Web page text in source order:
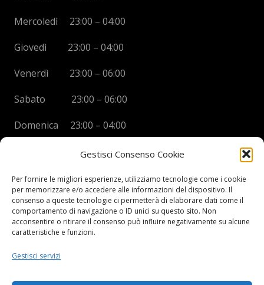
Gestisci Consenso Cookie
Per fornire le migliori esperienze, utilizziamo tecnologie come i cookie
per memorizzare e/o accedere alle informazioni del dispositivo. Il
consenso a queste tecnologie ci permetterà di elaborare dati come il
comportamento di navigazione o ID unici su questo sito. Non
acconsentire o ritirare il consenso può influire negativamente su alcune
caratteristiche e funzioni.
Gestisci servizi
Mercoledì 23:00 – 04:00
Giovedì 23:00 – 04:00
Venerdì 23:00 – 06:00
Sabato 23:00 – 06:00
Domenica 23:00 – 04:00
BOYS DISCO VICENZA
Via Oreficeria, 68 –36100 Vicenza (VI)
Tel.+39 0444 960737
P.I.03908300241